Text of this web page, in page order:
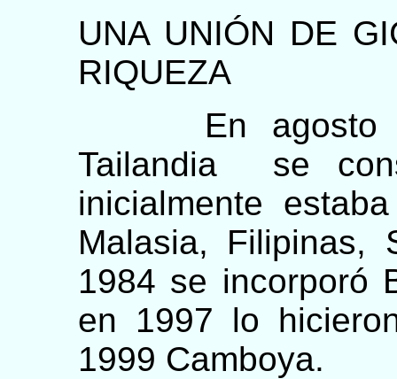
UNA UNIÓN DE
RIQUEZA
En agosto de
Tailandia se
inicialmente
Malasia, Filipinas,
1984 se incorporó
en 1997 lo
1999 Camboya.